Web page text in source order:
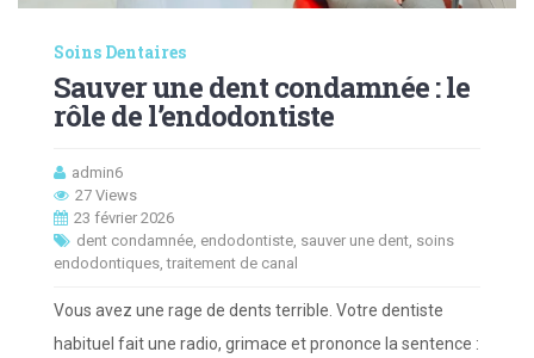
Soins Dentaires
Sauver une dent condamnée : le
rôle de l’endodontiste
admin6
27 Views
23 février 2026
dent condamnée endodontiste sauver une dent soins
endodontiques ,traitement de canal
Vous avez une rage de dents terrible. Votre dentiste
habituel fait une radio, grimace et prononce la sentence :